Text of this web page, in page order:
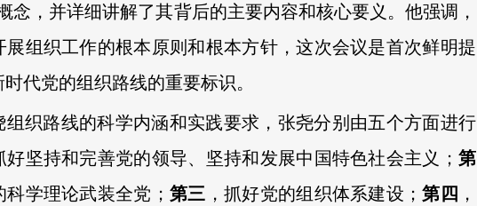
念，并详细讲解了其背后的主要内容和核心要义。他强调，
展组织工作的根本原则和根本方针，这次会议是首次鲜明提
代党的组织路线的重要标识。
组织路线的科学内涵和实践要求，张尧分别由五个方面进行
好坚持和完善党的领导、坚持和发展中国特色社会主义； 第
科学理论武装全党； 第三 ，抓好党的组织体系建设；第四 ，